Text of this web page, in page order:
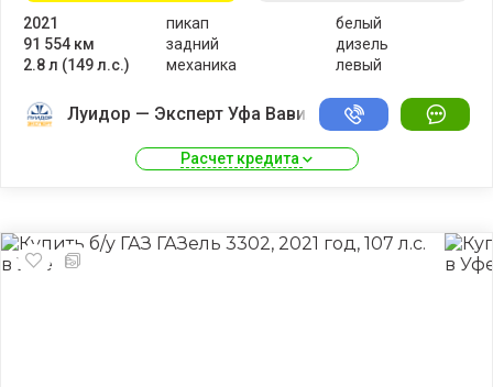
2021
91 554 км
2.8 л (149 л.с.)
пикап
задний
механика
белый
дизель
левый
Луидор — Эксперт Уфа Вавилово
Расчет кредита